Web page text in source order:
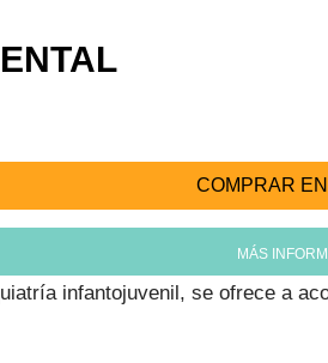
COMPRAR
MÁS
infantojuvenil, se ofrece a